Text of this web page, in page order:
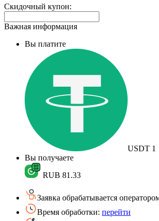
Скидочный купон:
Важная информация
Вы платите
USDT 1
Вы получаете
RUB 81.33
Заявка обрабатывается
Время обработки: перейти